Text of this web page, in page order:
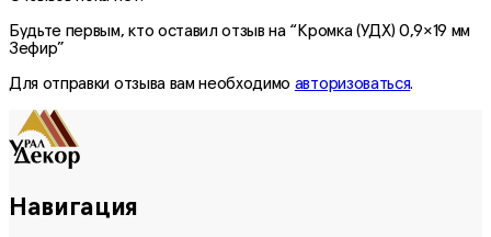
Будьте первым, кто оставил отзыв на “Кромка (УДХ) 0,9×19 мм
Зефир”
Для отправки отзыва вам необходимо авторизоваться.
Навигация